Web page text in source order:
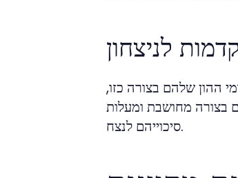
לניצחון
ההון שלהם בצורה כזו,
בצורה מחושבת ומעלות
סיכוייהם לנצח.